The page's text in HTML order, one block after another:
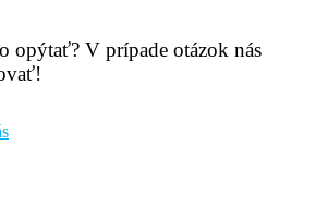
opýtať? V prípade otázok nás